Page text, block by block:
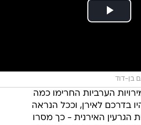
בן-דוד
הערביות החרימו כמה
בדרכם לאירן, וככל הנראה
הגרעין האירנית - כך מסרו